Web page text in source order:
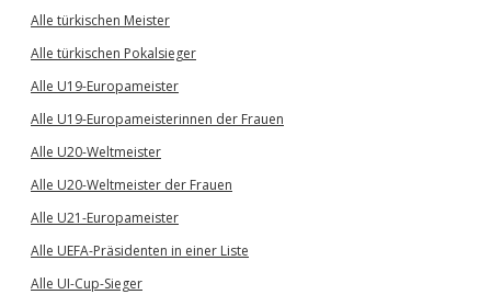
Alle türkischen Meister
Alle türkischen Pokalsieger
Alle U19-Europameister
Alle U19-Europameisterinnen der Frauen
Alle U20-Weltmeister
Alle U20-Weltmeister der Frauen
Alle U21-Europameister
Alle UEFA-Präsidenten in einer Liste
Alle UI-Cup-Sieger